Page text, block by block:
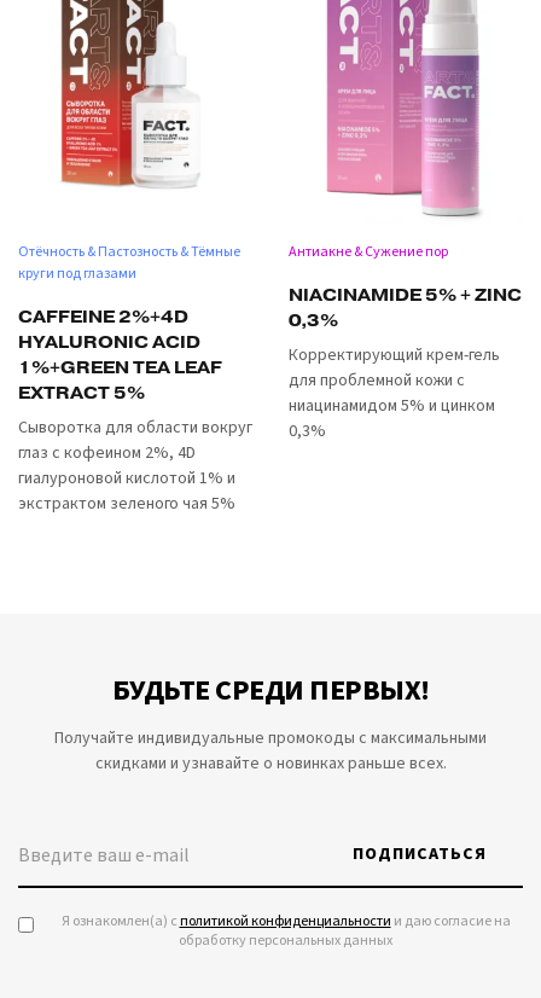
Отёчность & Пастозность & Тёмные
круги под глазами
CAFFEINE 2%+4D
HYALURONIC ACID
1%+GREEN TEA LEAF
EXTRACT 5%
Сыворотка для области вокруг
глаз с кофеином 2%, 4D
гиалуроновой кислотой 1% и
экстрактом зеленого чая 5%
Антиакне & Сужение пор
NIACINAMIDE 5% + ZINC
0,3%
Корректирующий крем-гель
для проблемной кожи с
ниацинамидом 5% и цинком
0,3%
БУДЬТЕ СРЕДИ ПЕРВЫХ!
Получайте индивидуальные промокоды с максимальными
скидками и узнавайте о новинках раньше всех.
ПОДПИСАТЬСЯ
Я ознакомлен(а) сполитикой конфиденциальности и даю согласие на
обработку персональных данных